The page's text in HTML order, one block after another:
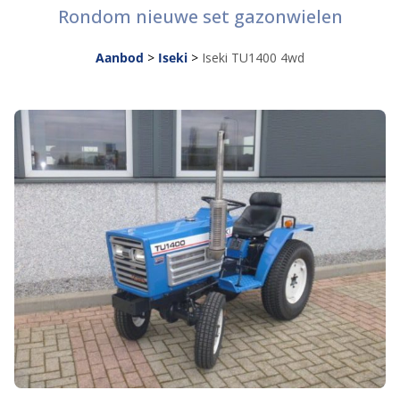
Rondom nieuwe set gazonwielen
Aanbod > Iseki > Iseki TU1400 4wd